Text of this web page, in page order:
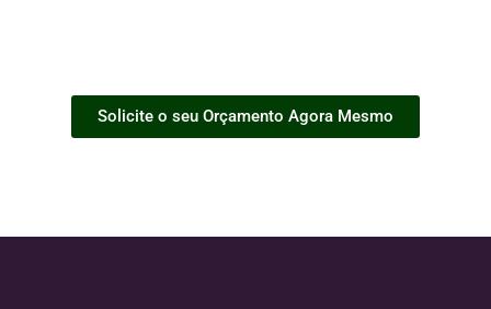
Solicite o seu Orçamento Agora Mesmo